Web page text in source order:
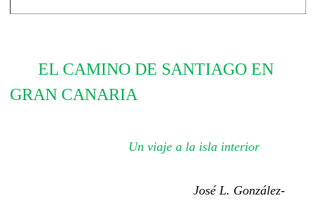
EL CAMINO DE SANTIAGO EN
GRAN CANARIA
Un viaje a la isla interior
José L. González-